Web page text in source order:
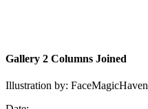
Gallery 2 Columns Joined
Illustration by: FaceMagicHaven